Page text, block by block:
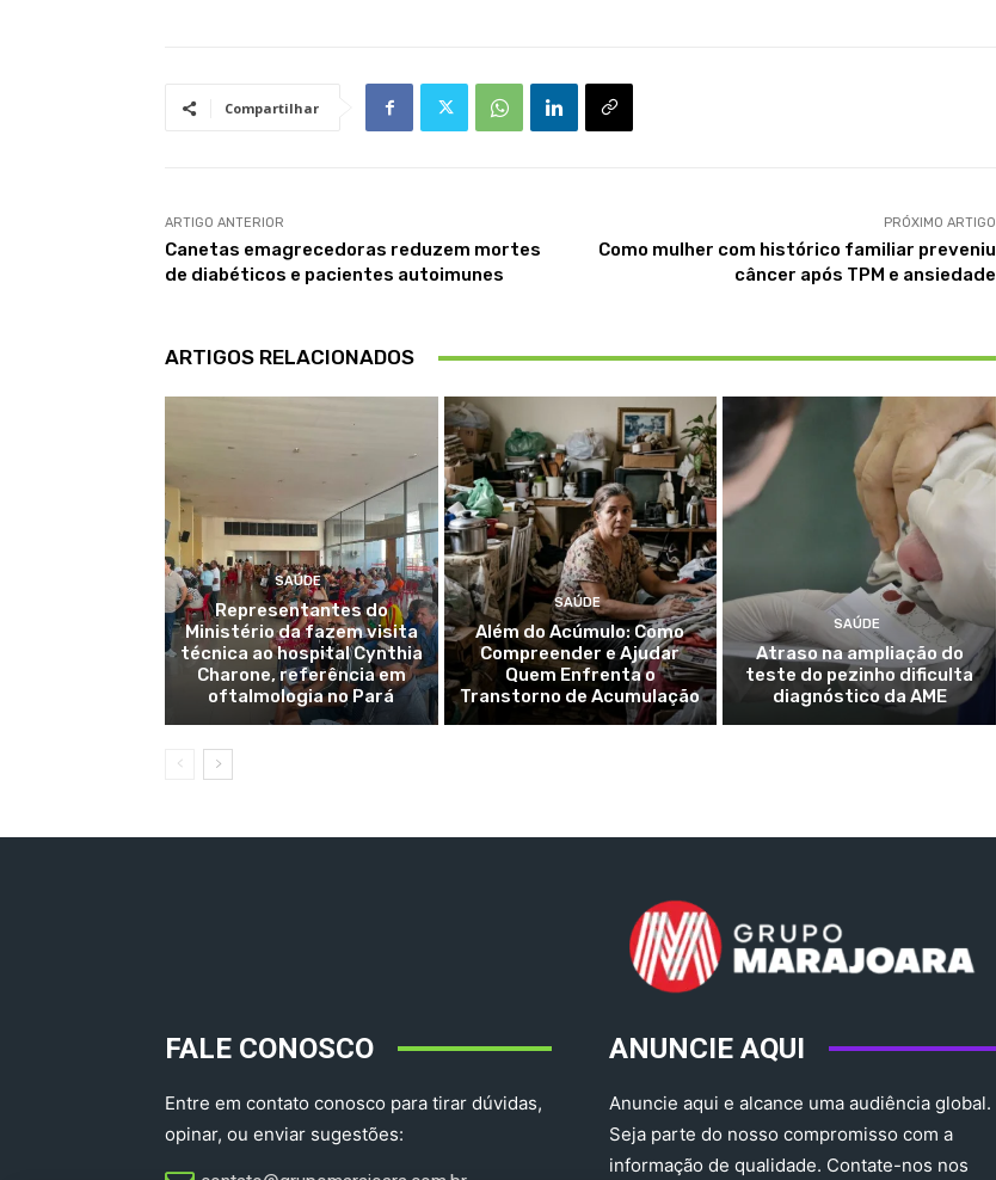
Compartilhar
ARTIGO ANTERIOR
Canetas emagrecedoras reduzem mortes
de diabéticos e pacientes autoimunes
PRÓXIMO ARTIGO
Como mulher com histórico familiar preveniu
câncer após TPM e ansiedade
ARTIGOS RELACIONADOS
SAÚDE
Representantes do
Ministério da fazem visita
técnica ao hospital Cynthia
Charone, referência em
oftalmologia no Pará
SAÚDE
Além do Acúmulo: Como
Compreender e Ajudar
Quem Enfrenta o
Transtorno de Acumulação
SAÚDE
Atraso na ampliação do
teste do pezinho dificulta
diagnóstico da AME
FALE CONOSCO
Entre em contato conosco para tirar dúvidas,
opinar, ou enviar sugestões:
ANUNCIE AQUI
Anuncie aqui e alcance uma audiência global.
Seja parte do nosso compromisso com a
informação de qualidade. Contate-nos nos